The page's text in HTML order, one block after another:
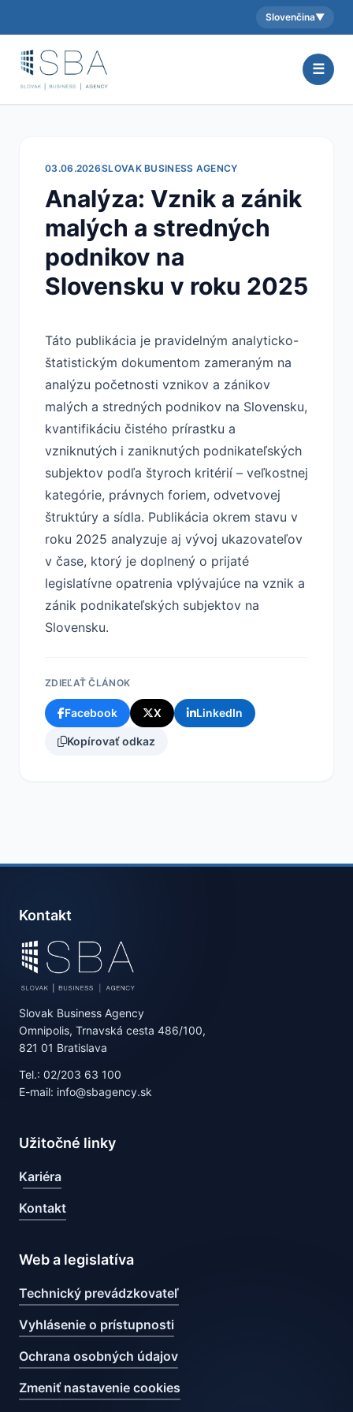
Aktuálny jazyk:
Slovenčina▼
☰
03.06.2026SLOVAK BUSINESS AGENCY
Analýza: Vznik a zánik
malých a stredných
podnikov na
Slovensku v roku 2025
Táto publikácia je pravidelným analyticko-
štatistickým dokumentom zameraným na
analýzu početnosti vznikov a zánikov
malých a stredných podnikov na Slovensku,
kvantifikáciu čistého prírastku a
vzniknutých i zaniknutých podnikateľských
subjektov podľa štyroch kritérií – veľkostnej
kategórie, právnych foriem, odvetvovej
štruktúry a sídla. Publikácia okrem stavu v
roku 2025 analyzuje aj vývoj ukazovateľov
v čase, ktorý je doplnený o prijaté
legislatívne opatrenia vplývajúce na vznik a
zánik podnikateľských subjektov na
Slovensku.
ZDIEĽAŤ ČLÁNOK
Facebook X LinkedIn
Kopírovať odkaz
Kontakt
Slovak Business Agency
Omnipolis, Trnavská cesta 486/100,
821 01 Bratislava
Tel.: 02/203 63 100
E-mail: info@sbagency.sk
Užitočné linky
Kariéra
Kontakt
Web a legislatíva
Technický prevádzkovateľ
Vyhlásenie o prístupnosti
Ochrana osobných údajov
Zmeniť nastavenie cookies